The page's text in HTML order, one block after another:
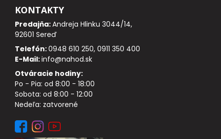
KONTAKTY
Predajňa:Andreja Hlinku 3044/14,
92601 Sereď
Telefón:0948 610 250, 0911 350 400
E-Mail:info@nahod.sk
Otváracie hodiny:
Po - Pia: od 8:00 - 18:00
Sobota: od 8:00 - 12:00
Nedeľa: zatvorené
HÁČIKY
OBRATLÍKY A KARABÍNKY
MONTÁŽE A KLIPY
hotové náväzce
HADIČKY, PREVLEKY, ROVNÁTKA